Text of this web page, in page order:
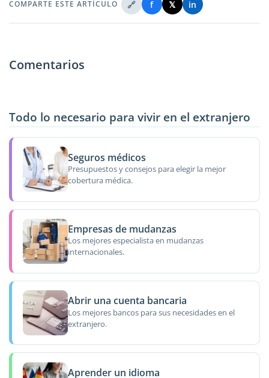
COMPARTE ESTE ARTÍCULO 🔗 f 𝕏 in
Comentarios
Todo lo necesario para vivir en el extranjero
Seguros médicos
Presupuestos y consejos para elegir la mejor
cobertura médica.
Empresas de mudanzas
Los mejores especialista en mudanzas
internacionales.
Abrir una cuenta bancaria
Los mejores bancos para sus necesidades en el
extranjero.
Aprender un idioma